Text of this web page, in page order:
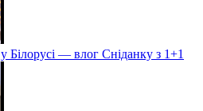
Білорусі — влог Сніданку з 1+1